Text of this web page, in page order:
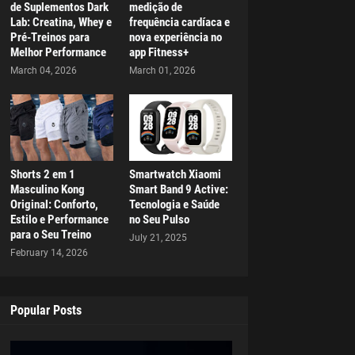
de Suplementos Dark
Lab: Creatina, Whey e
Pré-Treinos para
Melhor Performance
March 04, 2026
medição de
frequência cardíaca e
nova experiência no
app Fitness+
March 01, 2026
Shorts 2 em 1
Masculino Kong
Original: Conforto,
Estilo e Performance
para o Seu Treino
February 14, 2026
Smartwatch Xiaomi
Smart Band 9 Active:
Tecnologia e Saúde
no Seu Pulso
July 21, 2025
Popular Posts